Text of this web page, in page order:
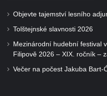
Objevte tajemství lesního
Tolštejnské slavnosti 2026
Mezinárodní hudební festival
Filipově 2026 – XIX. ročník –
Večer na počest Jakuba Bart-